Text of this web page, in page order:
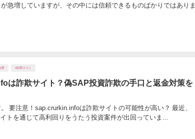
急増していますが、その中には信頼できるものばかりではありま
業 #副業口コミ
は詐欺サイト？偽SAP投資詐欺の手口と返金対策を
要注意！sap.crurkin.infoは詐欺サイトの可能性が高い？ 最近、
トを通じて高利回りをうたう投資案件が出回っていま...